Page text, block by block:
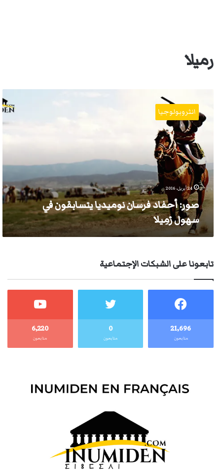
رميلا
أحفاد
فرسان
نوميديا
يتسابقون
سهول
رْمِيلا
انثروبولوجيا
24 أبريل، 2016
صور: أحفاد فرسان نوميديا يتسابقون في
سهول رْمِيلا
تابعونا على الشبكات الإجتماعية
21٬696
متابعون
0
متابعون
6٬220
متابعون